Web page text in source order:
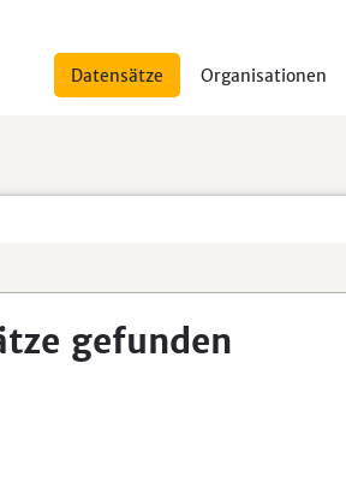
Datensätze Organisationen
gefunden